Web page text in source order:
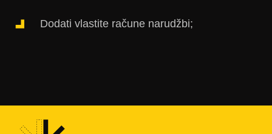
Dodati vlastite račune narudžbi;